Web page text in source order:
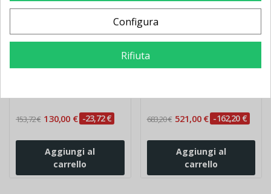
153,72 € 130,00 € -23,72 €
Aggiungi al
carrello
Specchio Danza
Modulare liscio cm 100 x
683,20 € 521,00 € -162,20 €
Aggiungi al
carrello
Configura
Rifiuta